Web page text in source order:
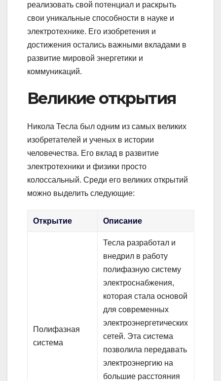
реализовать свой потенциал и раскрыть
свои уникальные способности в науке и
электротехнике. Его изобретения и
достижения остались важными вкладами в
развитие мировой энергетики и
коммуникаций.
Великие открытия
Никола Тесла был одним из самых великих
изобретателей и ученых в истории
человечества. Его вклад в развитие
электротехники и физики просто
колоссальный. Среди его великих открытий
можно выделить следующие:
Открытие Описание
Полифазная
система
Тесла разработал и
внедрил в работу
полифазную систему
электроснабжения,
которая стала основой
для современных
электроэнергетических
сетей. Эта система
позволила передавать
электроэнергию на
большие расстояния